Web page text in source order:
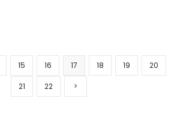
15 16 17 18 19 20
21 22